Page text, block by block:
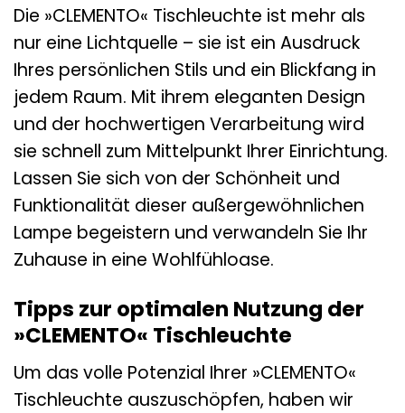
Die »CLEMENTO« Tischleuchte ist mehr als
nur eine Lichtquelle – sie ist ein Ausdruck
Ihres persönlichen Stils und ein Blickfang in
jedem Raum. Mit ihrem eleganten Design
und der hochwertigen Verarbeitung wird
sie schnell zum Mittelpunkt Ihrer Einrichtung.
Lassen Sie sich von der Schönheit und
Funktionalität dieser außergewöhnlichen
Lampe begeistern und verwandeln Sie Ihr
Zuhause in eine Wohlfühloase.
Tipps zur optimalen Nutzung der
»CLEMENTO« Tischleuchte
Um das volle Potenzial Ihrer »CLEMENTO«
Tischleuchte auszuschöpfen, haben wir